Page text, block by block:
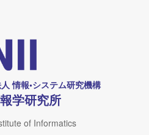
情報•システム研究機構
学研究所
of Informatics